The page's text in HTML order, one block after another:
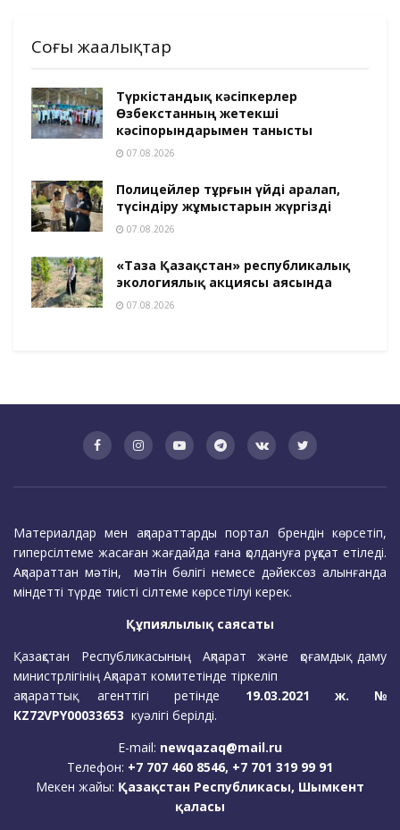
Соңғы жаңалықтар
Түркістандық кәсіпкерлер
Өзбекстанның жетекші
кәсіпорындарымен танысты
07.08.2026
Полицейлер тұрғын үйді аралап,
түсіндіру жұмыстарын жүргізді
07.08.2026
«Таза Қазақстан» республикалық
экологиялық акциясы аясында
07.08.2026
Материалдар мен ақпараттарды портал брендін көрсетіп,
гиперсілтеме жасаған жағдайда ғана қолдануға рұқсат етіледі.
Ақпараттан мәтін, мәтін бөлігі немесе дәйексөз алынғанда
міндетті түрде тиісті сілтеме көрсетілуі керек.
Құпиялылық саясаты
Қазақстан Республикасының Ақпарат және қоғамдық даму
министрлігінің Ақпарат комитетінде тіркеліп
ақпараттық агенттігі ретінде 19.03.2021 ж. №
KZ72VPY00033653 куәлігі берілді.
E-mail: newqazaq@mail.ru
Телефон: +7 707 460 8546, +7 701 319 99 91
Мекен жайы: Қазақстан Республикасы, Шымкент
қаласы